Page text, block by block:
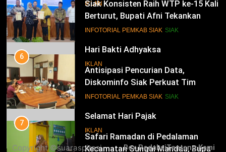
IKLAN
15
Hari Bakti Adhyaksa
IKLAN
16
Selamat Hari Pajak
IKLAN
Siak Konsisten Raih WTP ke-15 Kali
Berturut, Bupati Afni Tekankan
Penguatan Tata Kelola Keuangan
INFOTORIAL PEMKAB SIAK SIAK
6
Antisipasi Pencurian Data,
Diskominfo Siak Perkuat Tim
Tanggap Insiden Siber Mendukung
INFOTORIAL PEMKAB SIAK SIAK
7
Safari Ramadan di Pedalaman
Kecamatan Sungai Mandau, Bupati
Copyright ©suaraspirasi
Box RedaksiTentang Kami